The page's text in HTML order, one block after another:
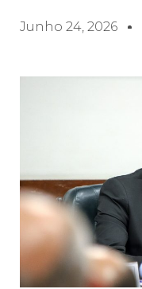
Junho 24, 2026